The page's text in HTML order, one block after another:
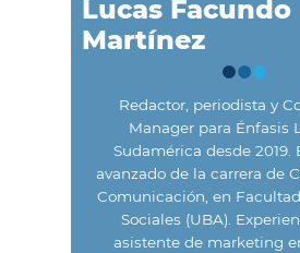
Lucas Facundo
Martínez
Redactor, periodista y
Manager para Énfasis
Sudamérica desde 2019.
avanzado de la carrera de
Comunicación, en
Sociales (UBA).
asistente de marketing